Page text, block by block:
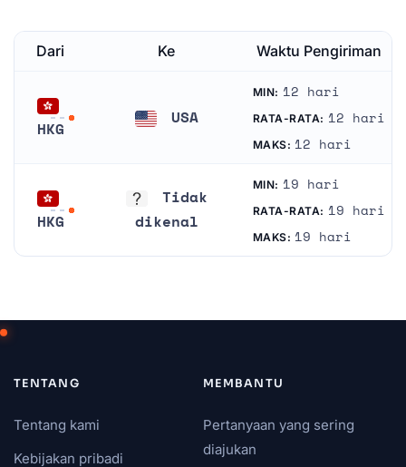
Dari Ke Waktu Pengiriman
HKG
USA
MIN: 12 hari
RATA-RATA: 12 hari
MAKS: 12 hari
HKG
Tidak
dikenal
MIN: 19 hari
RATA-RATA: 19 hari
MAKS: 19 hari
TENTANG
Tentang kami
Kebijakan pribadi
MEMBANTU
Pertanyaan yang sering
diajukan